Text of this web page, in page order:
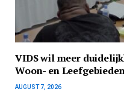
VIDS wil meer
Woon- en
AUGUST 7, 2026